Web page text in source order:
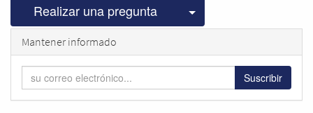
Realizar una pregunta Seleccionar
Mantener informado
Suscribir